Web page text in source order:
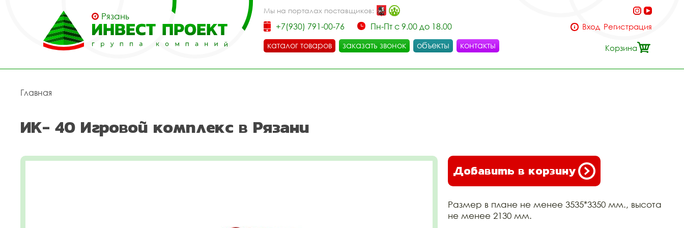
Рязань
Мы на порталах поставщиков:
+7(930) 791-00-76
Пн-Пт с 9.00 до 18.00
каталог товаров
заказать звонок объекты контакты
Вход Регистрация
Корзина
Главная
ИК- 40 Игровой комплекс в Рязани
Добавить в корзину
Размер в плане не менее 3535*3350 мм., высота
не менее 2130 мм.